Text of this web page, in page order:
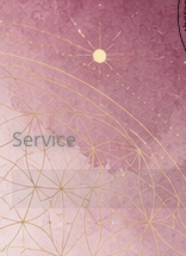
Service